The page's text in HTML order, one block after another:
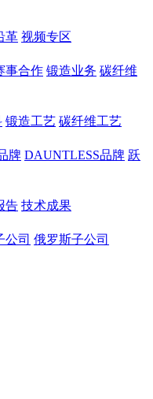
革 视频专区
事合作 锻造业务 碳纤维
锻造工艺 碳纤维工艺
牌 DAUNTLESS品牌 跃
告 技术成果
公司 俄罗斯子公司